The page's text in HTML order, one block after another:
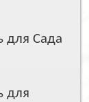
для Сада
для